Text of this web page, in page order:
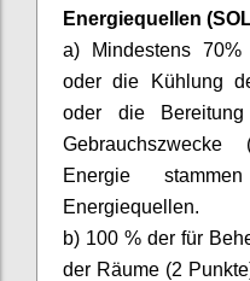
Energiequellen
a) Mindestens
oder die Kühlung
oder die
Energie
Energiequellen.
b) 100 % der für
der Räume (2